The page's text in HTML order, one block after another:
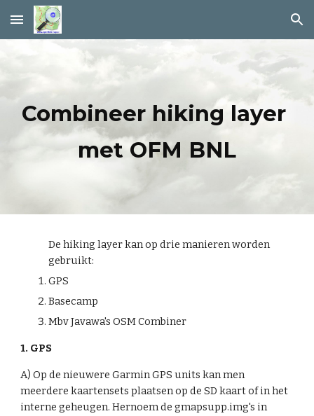
Skip to main content Skip to navigation
Combineer hiking layer
met OFM BNL
De hiking layer kan op drie manieren worden
gebruikt:
GPS
Basecamp
Mbv Javawa's OSM Combiner
1. GPS
A) Op de nieuwere Garmin GPS units kan men
meerdere kaartensets plaatsen op de SD kaart of in het
interne geheugen. Hernoem de gmapsupp.img's in